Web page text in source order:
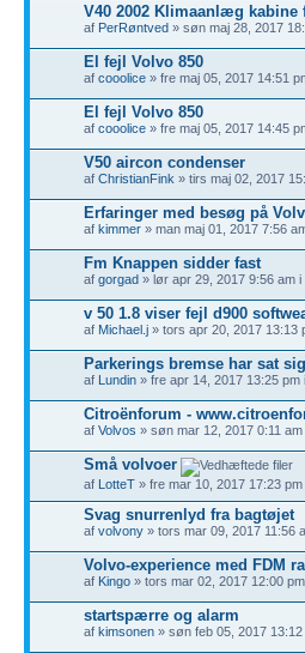
V40 2002 Klimaanlæg kabine
af PerRøntved » søn maj 28, 2017
El fejl Volvo 850
af cooolice » fre maj 05, 2017 14:51
El fejl Volvo 850
af cooolice » fre maj 05, 2017 14:45
V50 aircon condenser
af ChristianFink » tirs maj 02, 2017
Erfaringer med besøg på
af kimmer » man maj 01, 2017 7:56
Fm Knappen sidder fast
af gorgad » lør apr 29, 2017 9:56 am i
v 50 1.8 viser fejl d900
af Michael.j » tors apr 20, 2017 13:13
Parkerings bremse har sat
af Lundin » fre apr 14, 2017 13:25 pm i
Citroënforum -
af Volvos » søn mar 12, 2017 0:11 am
Små volvoer
af LotteT » fre mar 10, 2017 17:23 pm
Svag snurrenlyd fra bagtøjet
af volvony » tors mar 09, 2017 11:56
Volvo-experience med FDM
af Kingo » tors mar 02, 2017 12:00
startspærre og alarm
af kimsonen » søn feb 05, 2017 13:12